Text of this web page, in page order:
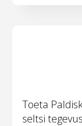
Toeta
seltsi